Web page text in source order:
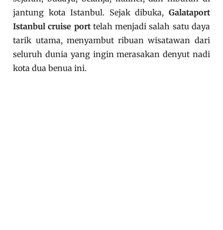
jantung kota Istanbul. Sejak dibuka, Galataport
Istanbul cruise porttelah menjadi salah satu daya
tarik utama, menyambut ribuan wisatawan dari
seluruh dunia yang ingin merasakan denyut nadi
kota dua benua ini.